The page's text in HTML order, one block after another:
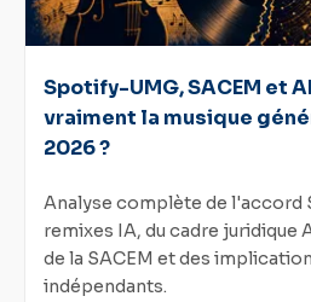
Spotify-UMG, SACEM et
vraiment la musique
2026 ?
Analyse complète de l'accord
remixes IA, du cadre juridique
de la SACEM et des
indépendants.